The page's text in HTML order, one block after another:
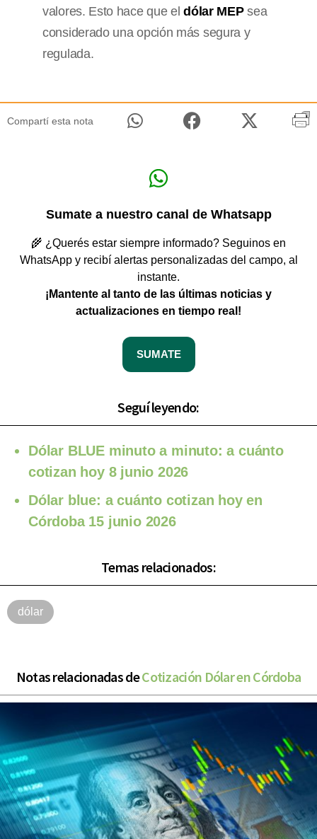
valores. Esto hace que eldólar MEPsea
considerado una opción más segura y
regulada.
Compartí esta nota
Sumate a nuestro canal de Whatsapp
🌾 ¿Querés estar siempre informado? Seguinos en
WhatsApp y recibí alertas personalizadas del campo, al
instante.
¡Mantente al tanto de las últimas noticias y
actualizaciones en tiempo real!
SUMATE
Seguí leyendo:
Dólar BLUE minuto a minuto: a cuánto
cotizan hoy 8 junio 2026
Dólar blue: a cuánto cotizan hoy en
Córdoba 15 junio 2026
Temas relacionados:
dólar
Notas relacionadas deCotización Dólar en Córdoba